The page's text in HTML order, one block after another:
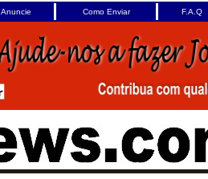
Anuncie Como Enviar F.A.Q